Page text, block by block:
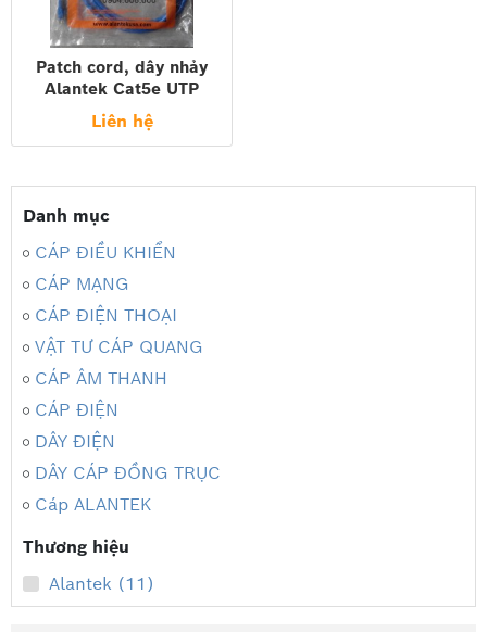
Patch cord, dây nhảy
Alantek Cat5e UTP
2,1m màu xanh chính
hãng
Liên hệ
Danh mục
CÁP ĐIỀU KHIỂN
CÁP MẠNG
CÁP ĐIỆN THOẠI
VẬT TƯ CÁP QUANG
CÁP ÂM THANH
CÁP ĐIỆN
DÂY ĐIỆN
DÂY CÁP ĐỒNG TRỤC
Cáp ALANTEK
Thương hiệu
Alantek (11)